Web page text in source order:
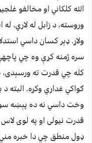
الله کلکاني او مخالفو
وروسته، د زابل له لاري،
ولاړ. ډېر کسان داسي
سره ژمنه کړې وه چي
کله چي قدرت ته ورسېدی،
ګواکي غداري وکړه.
وخت داسي نه ده پېښه
قدرت نیولی او په لوی
ډول منطق چي دا خبره